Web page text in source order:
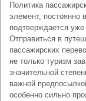
Политика
элемент, постоянно
подтверждается
Отправиться в
пассажирских
не только туризм
значительной
важной
особенно сильно